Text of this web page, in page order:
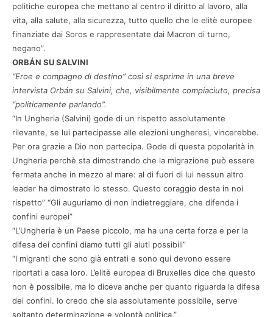
politiche europea che mettano al centro il diritto al lavoro, alla
vita, alla salute, alla sicurezza, tutto quello che le elitè europee
finanziate dai Soros e rappresentate dai Macron di turno,
negano”.
ORBÁN SU SALVINI
“Eroe e compagno di destino” così si esprime in una breve
intervista Orbán su Salvini, che, visibilmente compiaciuto, precisa
“politicamente parlando”.
“In Ungheria (Salvini) gode di un rispetto assolutamente
rilevante, se lui partecipasse alle elezioni ungheresi, vincerebbe.
Per ora grazie a Dio non partecipa. Gode di questa popolarità in
Ungheria perchè sta dimostrando che la migrazione può essere
fermata anche in mezzo al mare: al di fuori di lui nessun altro
leader ha dimostrato lo stesso. Questo coraggio desta in noi
rispetto” “Gli auguriamo di non indietreggiare, che difenda i
confini europei”
“L’Ungheria è un Paese piccolo, ma ha una certa forza e per la
difesa dei confini diamo tutti gli aiuti possibili”
“I migranti che sono già entrati e sono qui devono essere
riportati a casa loro. L’elitè europea di Bruxelles dice che questo
non è possibile, ma lo diceva anche per quanto riguarda la difesa
dei confini. Io credo che sia assolutamente possibile, serve
soltanto determinazione e volontà politica.”